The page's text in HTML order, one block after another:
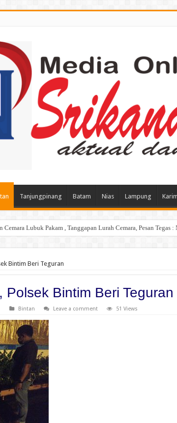
Tanjungpinang Batam Nias Lampung
Cemara Lubuk Pakam , Tanggapan Lurah Cemara, Pesan
Bintim Beri Teguran
Polsek Bintim Beri Teguran
Bintan Leave a comment 51 Views